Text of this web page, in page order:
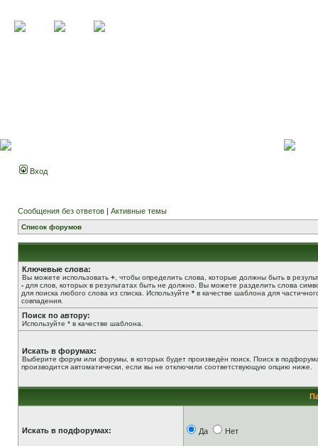
Вход
Сообщения без ответов | Активные темы
Список форумов
Ключевые слова:
Вы можете использовать + , чтобы определить слова, которые должны быть в
- для слов, которых в результатах быть не должно. Вы можете разделить слова
для поиска любого слова из списка. Используйте * в качестве шаблона для
совпадения.
Поиск по автору:
Используйте * в качестве шаблона.
Искать в форумах:
Выберите форум или форумы, в которых будет произведён поиск. Поиск в
производится автоматически, если вы не отключили соответствующую опцию ниже.
Искать в подфорумах: Да Нет